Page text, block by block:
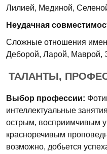
Лилией, Мединой,
Неудачная
Сложные отношения
Деборой, Ларой, Маврой,
ТАЛАНТЫ,
Выбор профессии:
интеллектуальные
острым, восприимчивым
красноречивым
возможно, добьется